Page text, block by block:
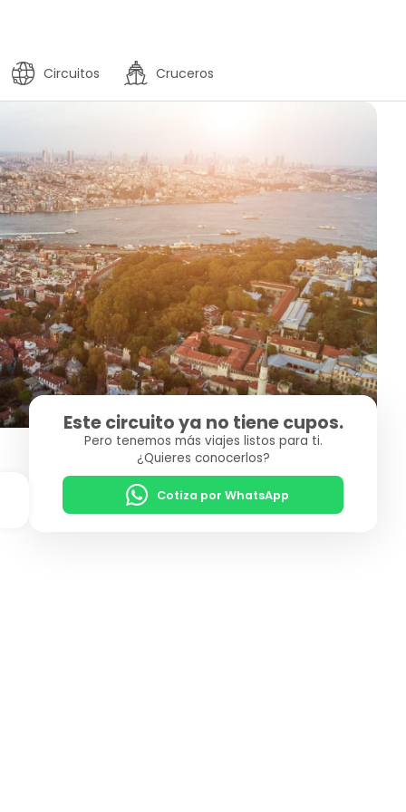
Circuitos Cruceros
Este circuito ya no tiene cupos.
Pero tenemos más viajes listos para ti.
¿Quieres conocerlos?
Cotiza por WhatsApp